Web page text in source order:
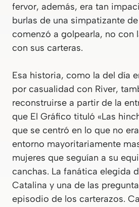
fervor, además, era tan
burlas de una simpatizante
comenzó a golpearla, no con
con sus carteras.
Esa historia, como la del día
por casualidad con River,
reconstruirse a partir de la
que El Gráfico tituló «Las
que se centró en lo que no
entorno mayoritariamente
mujeres que seguían a su
canchas. La fanática elegida
Catalina y una de las
episodio de los carterazos.